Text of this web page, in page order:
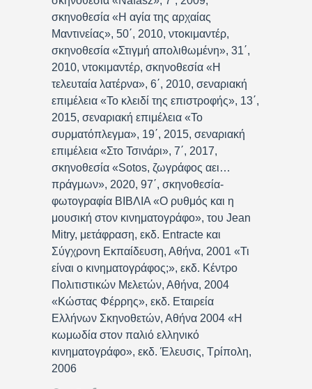
σκηνοθεσία «Η αγία της αρχαίας
Μαντινείας», 50΄, 2010, ντοκιμαντέρ,
σκηνοθεσία «Στιγμή απολιθωμένη», 31΄,
2010, ντοκιμαντέρ, σκηνοθεσία «Η
τελευταία λατέρνα», 6΄, 2010, σεναριακή
επιμέλεια «Το κλειδί της επιστροφής», 13΄,
2015, σεναριακή επιμέλεια «Το
συρματόπλεγμα», 19΄, 2015, σεναριακή
επιμέλεια «Στο Τσινάρι», 7΄, 2017,
σκηνοθεσία «Sotos, ζωγράφος αει…
πράγμων», 2020, 97΄, σκηνοθεσία-
φωτογραφία ΒΙΒΛΙΑ «Ο ρυθμός και η
μουσική στον κινηματογράφο», του Jean
Mitry, μετάφραση, εκδ. Entracte και
Σύγχρονη Εκπαίδευση, Αθήνα, 2001 «Τι
είναι ο κινηματογράφος;», εκδ. Κέντρο
Πολιτιστικών Μελετών, Αθήνα, 2004
«Κώστας Φέρρης», εκδ. Εταιρεία
Ελλήνων Σκηνοθετών, Αθήνα 2004 «Η
κωμωδία στον παλιό ελληνικό
κινηματογράφο», εκδ. Έλευσις, Τρίπολη,
2006